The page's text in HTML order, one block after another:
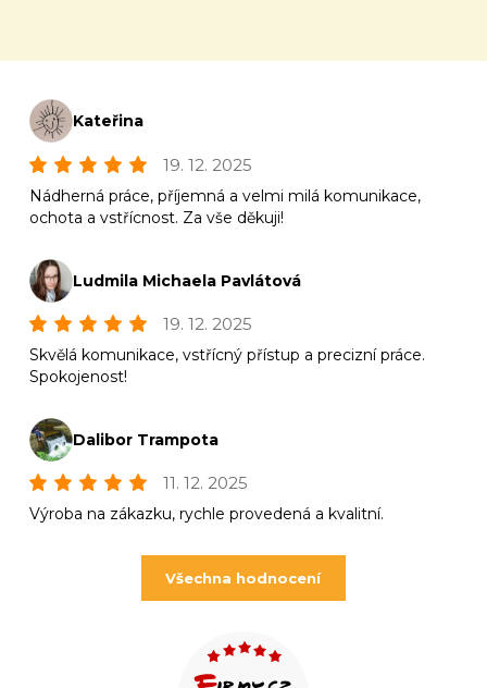
Kateřina
19. 12. 2025
Nádherná práce, příjemná a velmi milá komunikace,
ochota a vstřícnost. Za vše děkuji!
Ludmila Michaela Pavlátová
19. 12. 2025
Skvělá komunikace, vstřícný přístup a precizní práce.
Spokojenost!
Dalibor Trampota
11. 12. 2025
Výroba na zákazku, rychle provedená a kvalitní.
Všechna hodnocení